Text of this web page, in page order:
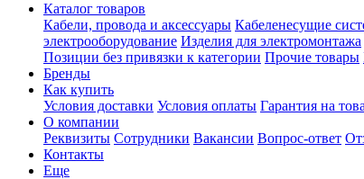
Каталог товаров
Кабели, провода и аксессуары Кабеленесущие
электрооборудование Изделия для электромонтажа
Позиции без привязки к категории Прочие товары
Бренды
Как купить
Условия доставки Условия оплаты Гарантия на
О компании
Реквизиты Сотрудники Вакансии Вопрос-ответ
Контакты
Еще